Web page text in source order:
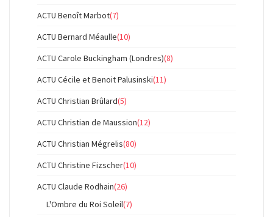
ACTU Benoît Marbot(7)
ACTU Bernard Méaulle(10)
ACTU Carole Buckingham (Londres)(8)
ACTU Cécile et Benoit Palusinski(11)
ACTU Christian Brûlard(5)
ACTU Christian de Maussion(12)
ACTU Christian Mégrelis(80)
ACTU Christine Fizscher(10)
ACTU Claude Rodhain(26)
L'Ombre du Roi Soleil(7)